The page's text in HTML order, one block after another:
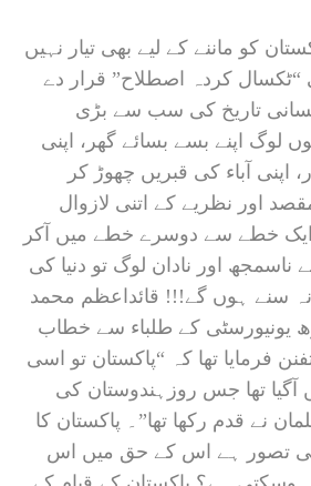
کو ماننے کے لیے بھی تیار نہیں
کردہ اصطلاح” قرار دے
تاریخ کی سب سے بڑی
لوگ اپنے بسے بسائے گھر، اپنی
اپنی آباء کی قبریں چھوڑ کر
اور نظریے کے اتنی لازوال
ایک خطے سے دوسرے خطے میں آکر
ناسمجھ اور نادان لوگ تو دنیا کی
نہ سنے ہوں گے!!! قائداعظم محمد
یونیورسٹی کے طلباء سے خطاب
فرمایا تھا کہ “پاکستان تو اسی
تھا جس روزہندوستان کی
نے قدم رکھا تھا”۔ پاکستان کا
تصور ہے اس کے حق میں اس